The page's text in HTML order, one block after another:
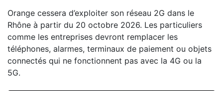
Orange cessera d’exploiter son réseau 2G dans le
Rhône à partir du 20 octobre 2026. Les particuliers
comme les entreprises devront remplacer les
téléphones, alarmes, terminaux de paiement ou objets
connectés qui ne fonctionnent pas avec la 4G ou la
5G.